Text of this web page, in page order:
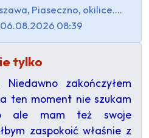
Piaseczno, okilice....
06.08.2026 08:39
tylko
zakończyłem
ten moment nie szukam
ale mam też swoje
zaspokoić właśnie z